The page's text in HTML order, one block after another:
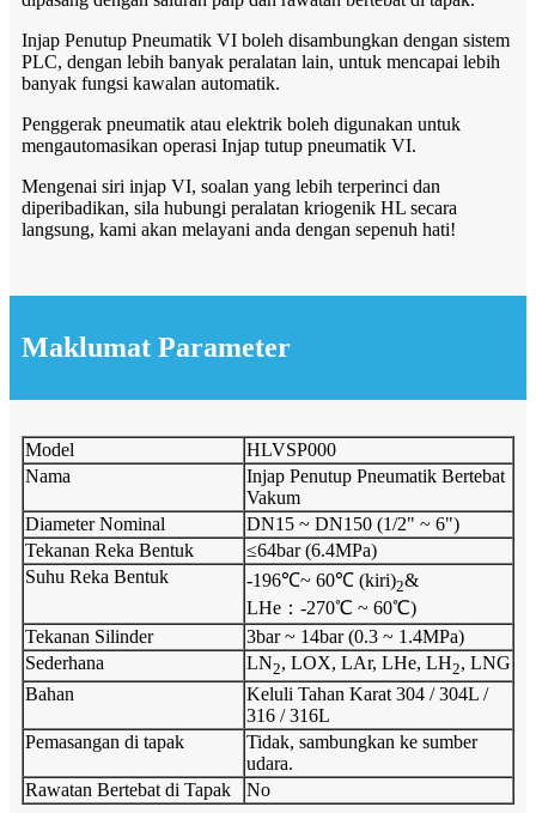
Injap Penutup Pneumatik VI boleh disambungkan dengan sistem
PLC, dengan lebih banyak peralatan lain, untuk mencapai lebih
banyak fungsi kawalan automatik.
Penggerak pneumatik atau elektrik boleh digunakan untuk
mengautomasikan operasi Injap tutup pneumatik VI.
Mengenai siri injap VI, soalan yang lebih terperinci dan
diperibadikan, sila hubungi peralatan kriogenik HL secara
langsung, kami akan melayani anda dengan sepenuh hati!
Maklumat Parameter
Model
HLVSP000
Nama
Injap Penutup Pneumatik Bertebat
Vakum
Diameter Nominal
DN15 ~ DN150 (1/2" ~ 6")
Tekanan Reka Bentuk
≤64bar (6.4MPa)
Suhu Reka Bentuk
-196℃~ 60℃ (kiri)2&
LHe：-270℃ ~ 60℃)
Tekanan Silinder
3bar ~ 14bar (0.3 ~ 1.4MPa)
Sederhana
LN2, LOX, LAr, LHe, LH2, LNG
Bahan
Keluli Tahan Karat 304 / 304L /
316 / 316L
Pemasangan di tapak
Tidak, sambungkan ke sumber
udara.
Rawatan Bertebat di Tapak
No